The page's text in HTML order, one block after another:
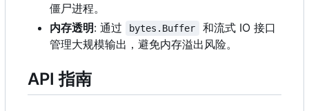
僵尸进程。
内存透明: 通过 bytes.Buffer
和流式 IO 接口
管理大规模输出，避免内存溢出风险。
API 指南